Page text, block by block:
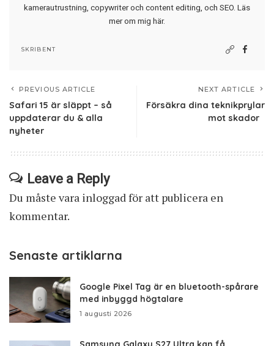
kamerautrustning, copywriter och content editing, och SEO. Läs
mer om mig här.
SKRIBENT
PREVIOUS ARTICLE
Safari 15 är släppt – så
uppdaterar du & alla
nyheter
NEXT ARTICLE
Försäkra dina teknikprylar
mot skador
Leave a Reply
Du måste vara inloggadför att publicera en
kommentar.
Senaste artiklarna
Google Pixel Tag är en bluetooth-spårare
med inbyggd högtalare
1 augusti 2026